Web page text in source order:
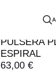
PULSERA
ESPIRAL
63,00 €